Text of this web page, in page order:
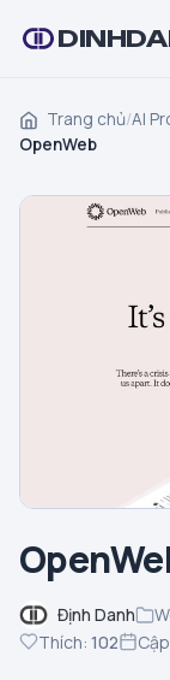
Trang chủ/AI
OpenWeb
Định Danh
Thích: 102